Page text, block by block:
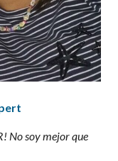
No soy mejor que